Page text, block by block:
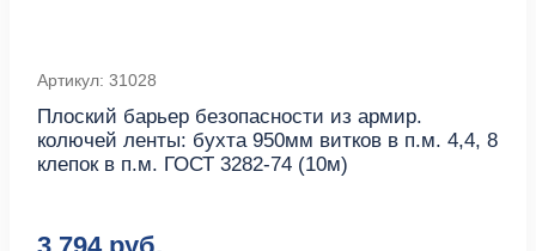
Артикул: 31028
Плоский барьер безопасности из армир.
колючей ленты: бухта 950мм витков в п.м. 4,4, 8
клепок в п.м. ГОСТ 3282-74 (10м)